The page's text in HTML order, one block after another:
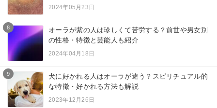
2024年05月23日
8
オーラが紫の人は珍しくて苦労する？前世や男女別
の性格・特徴と芸能人も紹介
2024年04月18日
9
犬に好かれる人はオーラが違う？スピリチュアル的
な特徴・好かれる方法も解説
2023年12月26日